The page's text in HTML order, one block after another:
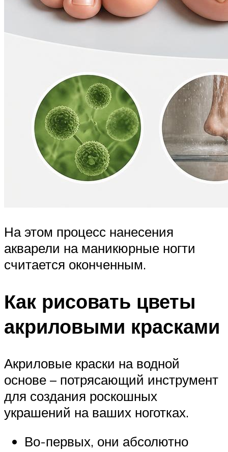
На этом процесс нанесения
акварели на маникюрные ногти
считается оконченным.
Как рисовать цветы
акриловыми красками
Акриловые краски на водной
основе – потрясающий инструмент
для создания роскошных
украшений на ваших ноготках.
Во-первых, они абсолютно